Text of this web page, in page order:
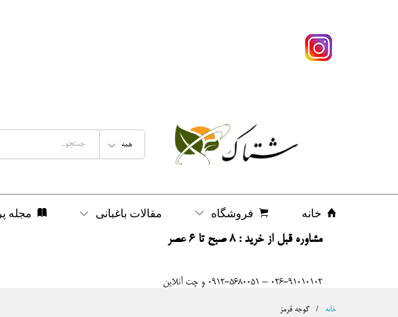
همه
خانه فروشگاه مقالات باغبانی مجله
مشاوره قبل از خرید : 8 صبح تا 6 عصر
026-91010102 – 0912-5680051 و چت آنلاین
خانه / گوجه قرمز